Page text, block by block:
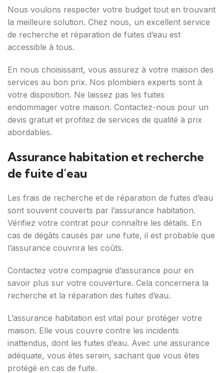
Nous voulons respecter votre budget tout en trouvant
la meilleure solution. Chez nous, un excellent service
de recherche et réparation de fuites d’eau est
accessible à tous.
En nous choisissant, vous assurez à votre maison des
services au bon prix. Nos plombiers experts sont à
votre disposition. Ne laissez pas les fuites
endommager votre maison. Contactez-nous pour un
devis gratuit et profitez de services de qualité à prix
abordables.
Assurance habitation et recherche
de fuite d’eau
Les frais de recherche et de réparation de fuites d’eau
sont souvent couverts par l’assurance habitation.
Vérifiez votre contrat pour connaître les détails. En
cas de dégâts causés par une fuite, il est probable que
l’assurance couvrira les coûts.
Contactez votre compagnie d’assurance pour en
savoir plus sur votre couverture. Cela concernera la
recherche et la réparation des fuites d’eau.
L’assurance habitation est vital pour protéger votre
maison. Elle vous couvre contre les incidents
inattendus, dont les fuites d’eau. Avec une assurance
adéquate, vous êtes serein, sachant que vous êtes
protégé en cas de fuite.